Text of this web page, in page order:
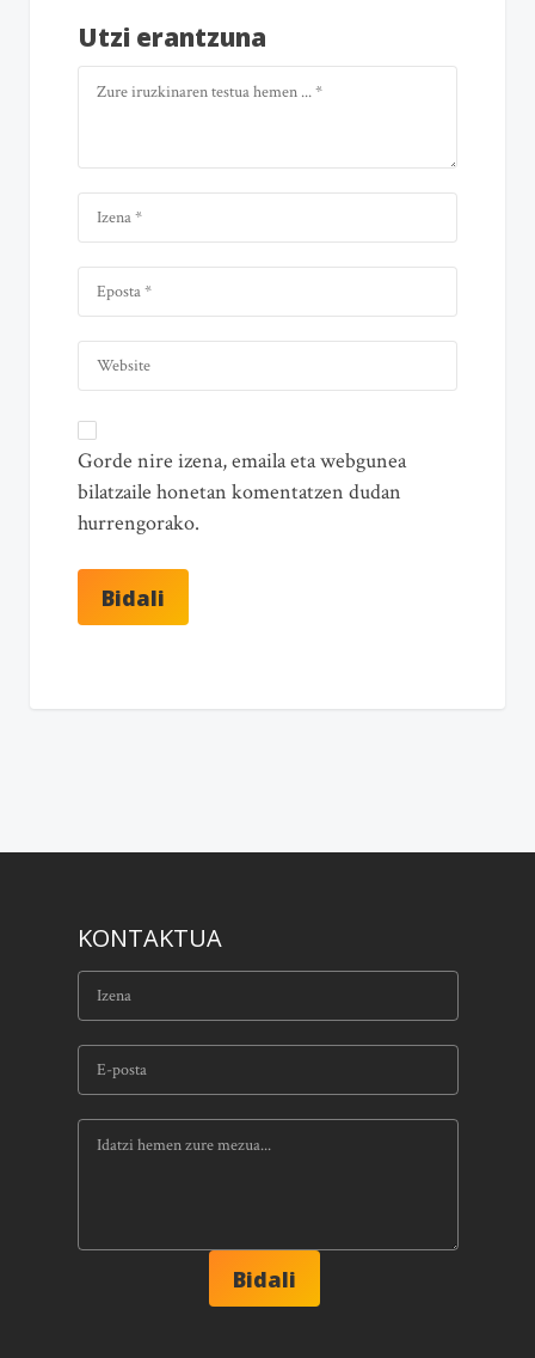
Utzi erantzuna
Gorde nire izena, emaila eta webgunea
bilatzaile honetan komentatzen dudan
hurrengorako.
KONTAKTUA